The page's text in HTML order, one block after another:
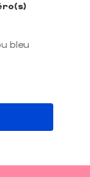
bleu